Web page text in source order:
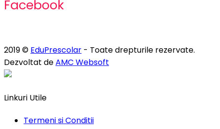
Facebook
2019 © EduPrescolar - Toate drepturile rezervate.
Dezvoltat deAMC Websoft
Linkuri Utile
Termeni si Conditii